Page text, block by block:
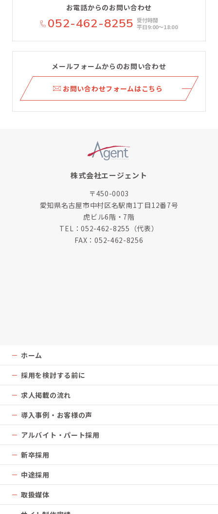
お電話からのお問い合わせ
052-462-8255 受付時間
平日9:00〜18:00
メールフォームからのお問い合わせ
お問い合わせフォームはこちら
株式会社エージェント
〒450-0003
愛知県名古屋市中村区名駅南1丁目12番7号
虎ビル6階・7階
TEL：052-462-8255 （代表）
FAX：052-462-8256
ホーム
採用を検討する前に
求人掲載の流れ
導入事例・お客様の声
アルバイト・パート採用
新卒採用
中途採用
取扱媒体